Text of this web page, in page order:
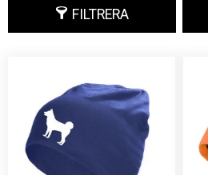
FILTRERA